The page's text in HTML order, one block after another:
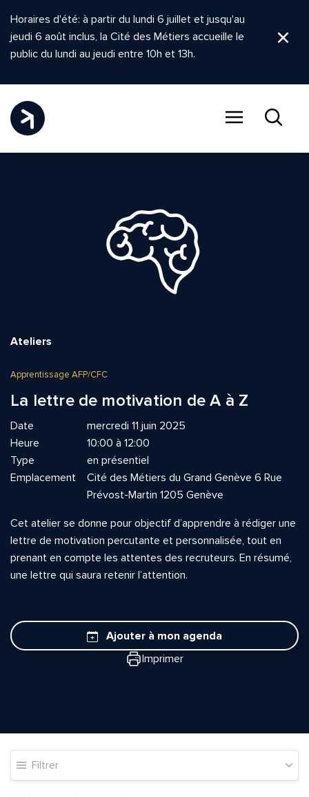
Horaires d'été: à partir du lundi 6 juillet et jusqu'au
jeudi 6 août inclus, la Cité des Métiers accueille le
public du lundi au jeudi entre 10h et 13h.
Ateliers
Apprentissage AFP/CFC
La lettre de motivation de A à Z
Date
mercredi 11 juin 2025
Heure
10:00 à 12:00
Type
en présentiel
Emplacement
Cité des Métiers du Grand Genève 6 Rue
Prévost-Martin 1205 Genève
Cet atelier se donne pour objectif d’apprendre à rédiger une
lettre de motivation percutante et personnalisée, tout en
prenant en compte les attentes des recruteurs. En résumé,
une lettre qui saura retenir l’attention.
Ajouter à mon agenda
Imprimer
Filtrer